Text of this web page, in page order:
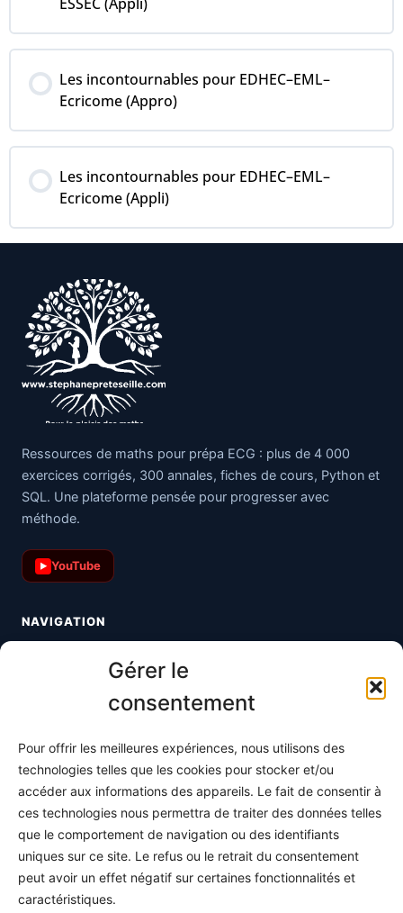
Gérer le
consentement
Pour offrir les meilleures expériences, nous utilisons des
technologies telles que les cookies pour stocker et/ou
accéder aux informations des appareils. Le fait de consentir à
ces technologies nous permettra de traiter des données telles
que le comportement de navigation ou des identifiants
uniques sur ce site. Le refus ou le retrait du consentement
peut avoir un effet négatif sur certaines fonctionnalités et
caractéristiques.
COURS PROGRESSION
0% COMPLÉTÉ 0/0 Steps
Les incontournables pour EDHEC–EML–
Ecricome (Appro)
COURS PROGRESSION
0% COMPLÉTÉ 0/0 Steps
Les incontournables pour EDHEC–EML–
Ecricome (Appli)
0% COMPLÉTÉ
Ressources de maths pour prépa ECG : plus de 4 000
exercices corrigés, 300 annales, fiches de cours, Python et
SQL. Une plateforme pensée pour progresser avec
méthode.
▶ YouTube
NAVIGATION
Toutes les maths
S'abonner
À propos
Contact / Support
Mes publications
INFORMATIONS LÉGALES